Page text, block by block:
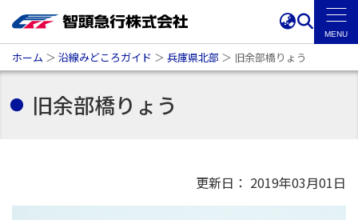
ホーム ＞ 沿線みどころガイド ＞ 兵庫県北部 ＞ 旧余部橋りょう
旧余部橋りょう
更新日： 2019年03月01日